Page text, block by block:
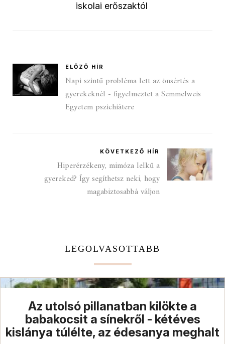
iskolai erőszaktól
ELŐZŐ HÍR
Napi szintű probléma lett az önsértés a
gyerekeknél - figyelmeztet a Semmelweis
Egyetem pszichiátere
KÖVETKEZŐ HÍR
Hiperérzékeny, mimóza lelkű a
gyereked? Így segíthetsz neki, hogy
magabiztosabbá váljon
LEGOLVASOTTABB
Az utolsó pillanatban kilökte a
babakocsit a sínekről - kétéves
kislánya túlélte, az édesanya meghalt